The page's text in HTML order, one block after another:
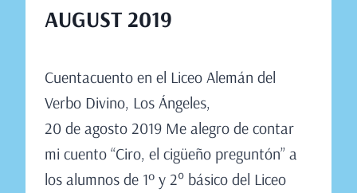
AUGUST 2019
Claudia
Engeler
Cuentacuento en el Liceo Alemán del
Verbo Divino, Los Ángeles,
20 de agosto 2019 Me alegro de contar
mi cuento “Ciro, el cigüeño preguntón” a
los alumnos de 1º y 2° básico del Liceo